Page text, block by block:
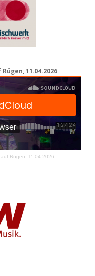
11.04.2026
Rügen, 11.04.2026